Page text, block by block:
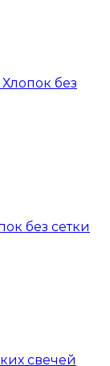
без сетки